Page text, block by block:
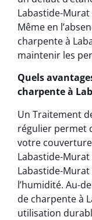
Labastide-
Même en
charpente à
maintenir les
Quels
charpente à
Un Traitement
régulier permet
votre
Labastide-
Labastide-
l’humidité. Au-
de charpente à
utilisation